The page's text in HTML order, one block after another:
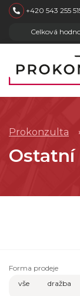
skip to main
+420 543 255
Celková
Prokonzulta
Ostatní
Forma prodeje
vše
dražba